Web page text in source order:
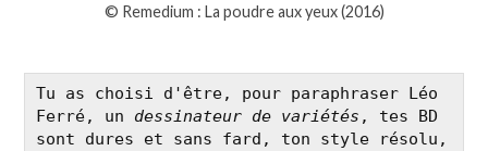
© Remedium : La poudre aux yeux (2016)
Tu as choisi d'être, pour paraphraser Léo
Ferré, un dessinateur de variétés , tes BD
sont dures et sans fard, ton style résolu,